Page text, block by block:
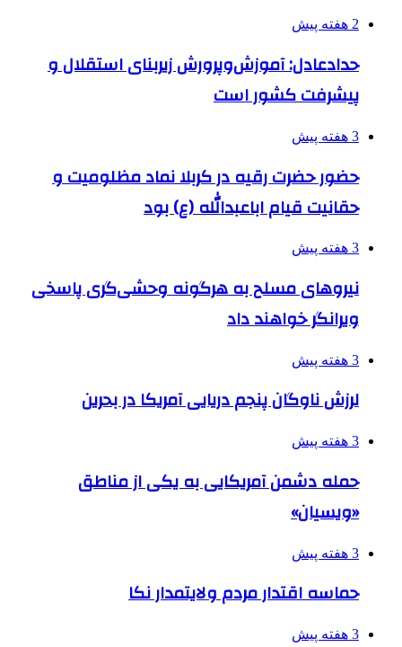
2 هفته پیش
حدادعادل: آموزش‌وپرورش زیربنای استقلال و
پیشرفت کشور است
3 هفته پیش
حضور حضرت رقیه در کربلا نماد مظلومیت و
حقانیت قیام اباعبدالله (ع) بود
3 هفته پیش
نیروهای مسلح به هرگونه وحشی‌گری پاسخی
ویرانگر خواهند داد
3 هفته پیش
لرزش ناوگان پنجم دریایی آمریکا در بحرین
3 هفته پیش
حمله دشمن آمریکایی به یکی از مناطق
«ویسیان»
3 هفته پیش
حماسه اقتدار مردم ولایتمدار نکا
3 هفته پیش